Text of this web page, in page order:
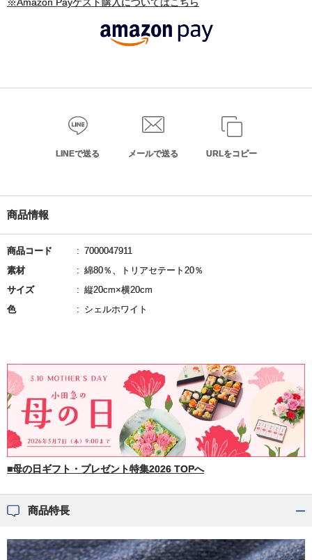
LINEで送る メールで送る URLをコピー
商品情報
商品コード
7000047911
素材
綿80％、トリアセテート20％
サイズ
縦20cm×横20cm
色
シェルホワイト
■母の日ギフト・プレゼント特集2026 TOPへ
商品特長